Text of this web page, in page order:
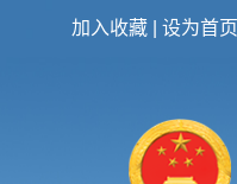
加入收藏 设为首页